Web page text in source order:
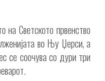
на Светското првенство
во Њу Џерси, а
се соочува со дури три